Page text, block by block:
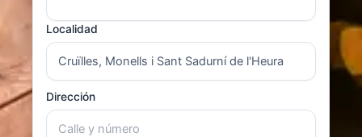
Localidad
Dirección